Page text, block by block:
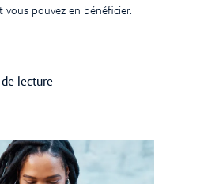
vous pouvez en bénéficier.
lecture